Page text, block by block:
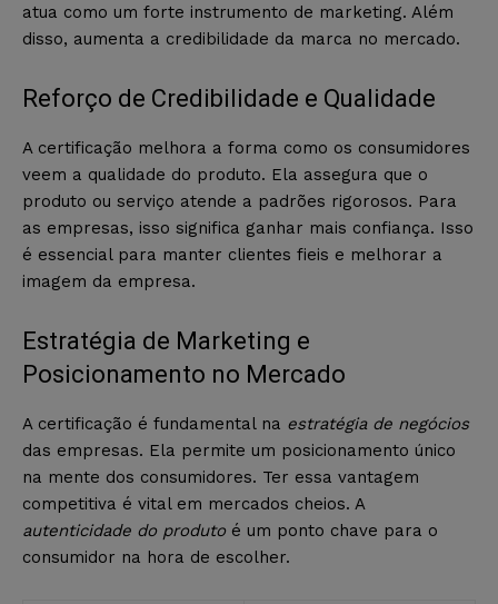
atua como um forte instrumento de marketing. Além
disso, aumenta a credibilidade da marca no mercado.
Reforço de Credibilidade e Qualidade
A certificação melhora a forma como os consumidores
veem a qualidade do produto. Ela assegura que o
produto ou serviço atende a padrões rigorosos. Para
as empresas, isso significa ganhar mais confiança. Isso
é essencial para manter clientes fieis e melhorar a
imagem da empresa.
Estratégia de Marketing e
Posicionamento no Mercado
A certificação é fundamental na estratégia de negócios
das empresas. Ela permite um posicionamento único
na mente dos consumidores. Ter essa vantagem
competitiva é vital em mercados cheios. A
autenticidade do produto é um ponto chave para o
consumidor na hora de escolher.